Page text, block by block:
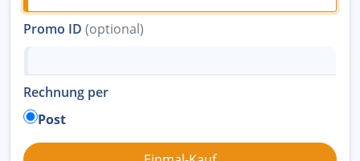
Promo ID (optional)
Rechnung per
Post